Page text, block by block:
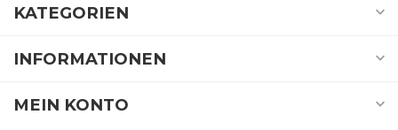
KATEGORIEN
INFORMATIONEN
MEIN KONTO